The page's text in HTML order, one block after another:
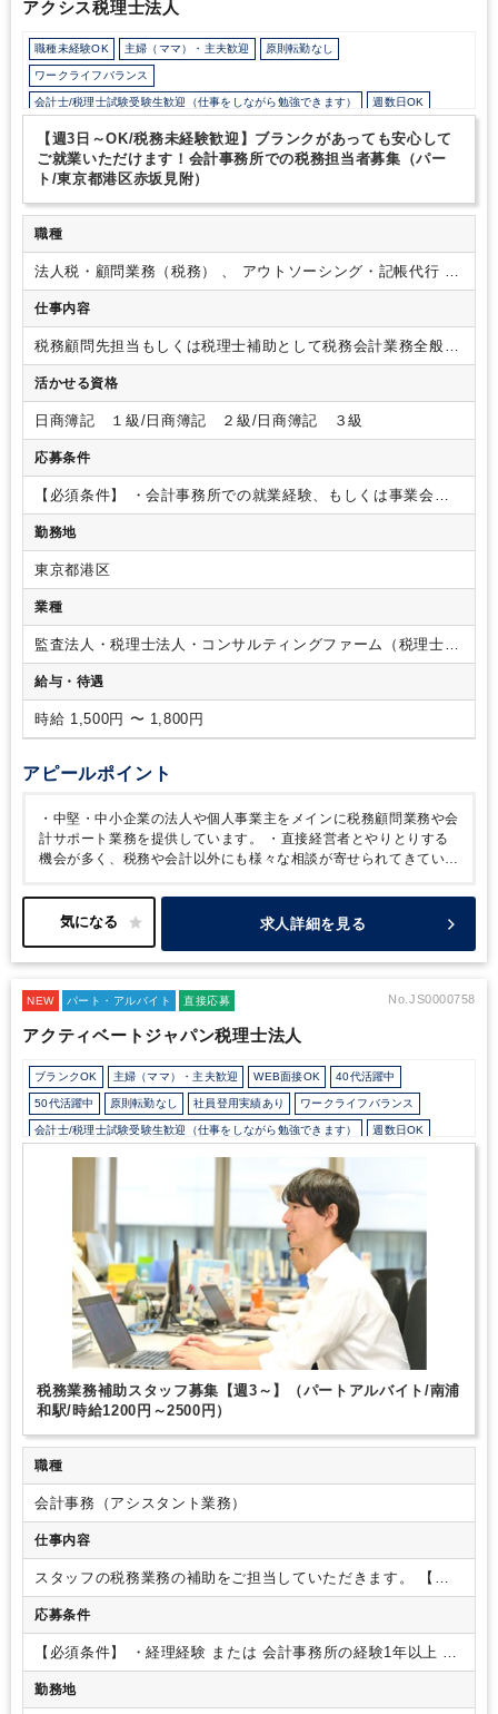
アクシス税理士法人
職種未経験OK 主婦（ママ）・主夫歓迎 原則転勤なし
ワークライフバランス
会計士/税理士試験受験生歓迎（仕事をしながら勉強できます） 週数日OK
週数日OK（曜日固定） 週3日からOK 時短勤務の相談OK
駅から徒歩5分以内 業務手順等のOJT 土日祝休み
EXCELのスキルが活かせる 弥生会計
【週3日～OK/税務未経験歓迎】ブランクがあっても安心して
ご就業いただけます！会計事務所での税務担当者募集（パー
ト/東京都港区赤坂見附）
職種
法人税・顧問業務（税務） 、 アウトソーシング・記帳代行 、
会計事務（アシスタント業務）
仕事内容
税務顧問先担当もしくは税理士補助として税務会計業務全般に
携わっていただきます。 【具体的な業務内容】・会計システ
ムへの仕訳入力
顧客対応方法（対面、オンライン、電話、メール等）
ント】・赤坂見附駅から徒歩2分とアクセスも良く、基本的に
はノー残業ポリシーのため、税理士試験の勉強もしやすい環境
です。・ブランクがある方でも、会計事務所や事業会社で経
理実務をご経験されていた方はすぐに溶け込むことができるよ
う会計ソフトの操作方法や税務実務の教育にも力を入れていま
す。・勤務日数や勤務時間は柔軟にご相談いただけます。
【組織構成】
男性4名、女性1名
合格者1名
活かせる資格
日商簿記 １級/日商簿記 ２級/日商簿記 ３級
応募条件
【必須条件】
・会計事務所での就業経験、もしくは事業会社
での経理実務経験
勤務地
東京都港区
業種
監査法人・税理士法人・コンサルティングファーム（税理士法
人）
給与・待遇
時給 1,500円 〜 1,800円
アピールポイント
・中堅・中小企業の法人や個人事業主をメインに税務顧問業務や会
計サポート業務を提供しています。
・直接経営者とやりとりする
機会が多く、税務や会計以外にも様々な相談が寄せられてきていま
ーズに親身に寄り添うことで、身内のような親しい間柄で長いお付
き合いが続いています。
・新規顧問先の契約についても、顧問先
のご経験が無い方も、ブランクがある方もぜひご応募ください！
求人詳細を見る
NEW パート・アルバイト 直接応募 No.JS0000758
アクティベートジャパン税理士法人
ブランクOK 主婦（ママ）・主夫歓迎 WEB面接OK 40代活躍中
50代活躍中 原則転勤なし 社員登用実績あり ワークライフバランス
会計士/税理士試験受験生歓迎（仕事をしながら勉強できます） 週数日OK
週数日OK（曜日固定） 週数日OK（出勤日数相談可能）
勤務終了時間の相談OK
残業月10時間未満
扶養控除内 駅から徒歩5分以内 オフィスカジュアルOK
ルーティンワークがメイン 研修・資格取得支援 社内システム等のOJT
業務手順等のOJT 土日祝休み 完全週休2日制 EXCELのスキルが活かせる
英語力不要 弥生会計 TKC その他
税務業務補助スタッフ募集【週3～】（パートアルバイト/南浦
和駅/時給1200円～2500円）
職種
会計事務（アシスタント業務）
仕事内容
スタッフの税務業務の補助をご担当していただきます。
【具
体的な業務内容】・税理士法人関与先の経理補助業務・記帳
代行（ＴＫＣ・弥生を使用）
を決定いたします。・税理士業務は多岐にわたるので、幅広
くスキルを身につけることができます。
45名（2024年2月現在）就業場所：17名（社員8名、パート9
応募条件
【必須条件】 ・経理経験 または 会計事務所の経験1年以上
PCスキル（基本的な操作） 【歓迎条件】・日商簿記3級以上
・税理士試験科目合格者
勤務地